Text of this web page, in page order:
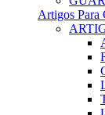
Artigos Para